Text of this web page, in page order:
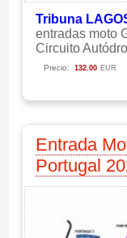
Tribuna
entradas moto
Circuito
Precio: 132.00 EUR
Entrada
Portugal